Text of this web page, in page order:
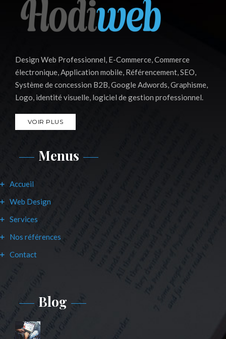
Design Web Professionnel, E-Commerce, Commerce
électronique, Application mobile, Référencement, SEO,
Système de concession B2B, Google Adwords, Graphisme,
Logo, identité visuelle, logiciel de gestion professionnel.
VOIR PLUS
Menus
Accueil
Web Design
Services
Nos références
Contact
Blog